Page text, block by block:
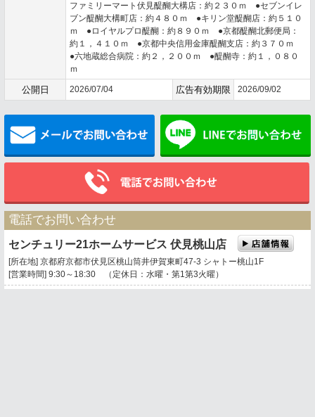
ファミリーマート伏見醍醐大構店：約２３０ｍ ●セブンイレ
ブン醍醐大構町店：約４８０ｍ ●キリン堂醍醐店：約５１０
ｍ ●ロイヤルプロ醍醐：約８９０ｍ ●京都醍醐北郵便局：
約１，４１０ｍ ●京都中央信用金庫醍醐支店：約３７０ｍ
●六地蔵総合病院：約２，２００ｍ ●醍醐寺：約１，０８０
ｍ
公開日 2026/07/04 広告有効期限 2026/09/02
メールでお問い合わせ
電話でお問い合わせ
センチュリー21ホームサービス 伏見桃山店
[所在地] 京都府京都市伏見区桃山筒井伊賀東町47-3 シャトー桃山1F
[営業時間] 9:30～18:30 （定休日：水曜・第1第3火曜）